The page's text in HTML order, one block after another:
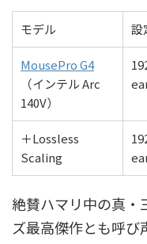
モデル 設
MousePro G4
（インテル Arc
140V）
＋Lossless
Scaling
絶賛ハマリ中の真・
ズ最高傑作とも呼び